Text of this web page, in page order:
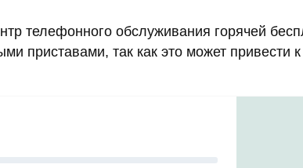
телефонного обслуживания горячей
приставами, так как это может